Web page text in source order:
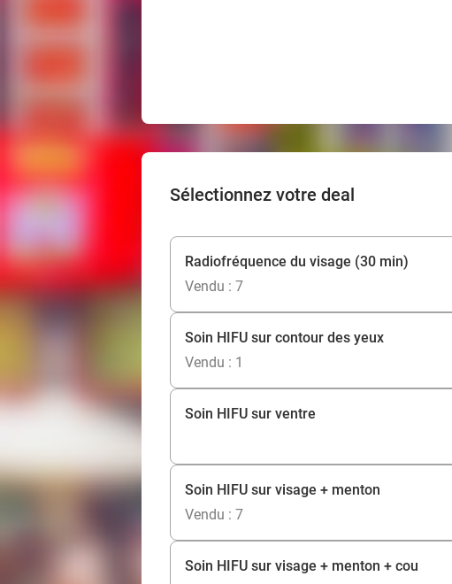
Sélectionnez votre deal
Radiofréquence du visage (30 min)
Vendu : 7
Soin HIFU sur contour des yeux
Vendu : 1
Soin HIFU sur ventre
Soin HIFU sur visage + menton
Vendu : 7
Soin HIFU sur visage + menton + cou